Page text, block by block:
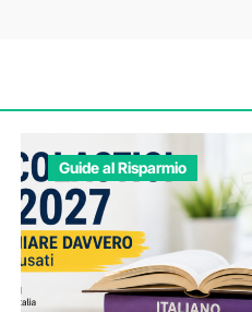
Guide al Risparmio